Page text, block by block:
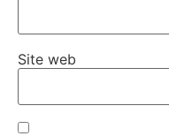
Site web